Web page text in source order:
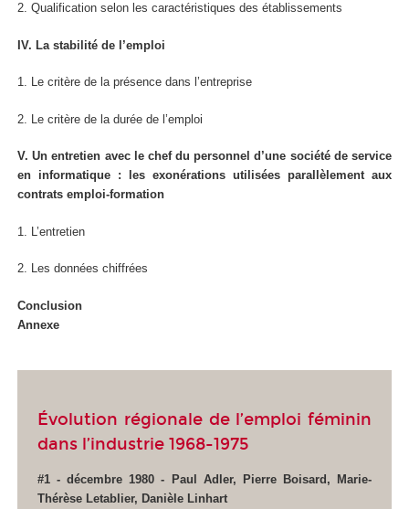
2. Qualification selon les caractéristiques des établissements
IV. La stabilité de l’emploi
1. Le critère de la présence dans l’entreprise
2. Le critère de la durée de l’emploi
V. Un entretien avec le chef du personnel d’une société de service
en informatique : les exonérations utilisées parallèlement aux
contrats emploi-formation
1. L’entretien
2. Les données chiffrées
Conclusion
Annexe
Évolution régionale de l’emploi féminin
dans l’industrie 1968-1975
#1 - décembre 1980 - Paul Adler, Pierre Boisard, Marie-
Thérèse Letablier, Danièle Linhart